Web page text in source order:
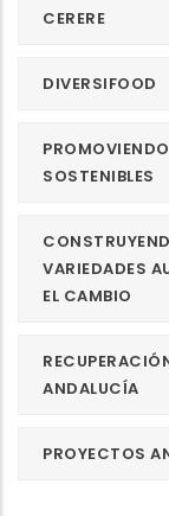
CERERE
DIVERSIFOOD
SOSTENIBLES
VARIEDADES
EL CAMBIO
ANDALUCÍA
PROYECTOS